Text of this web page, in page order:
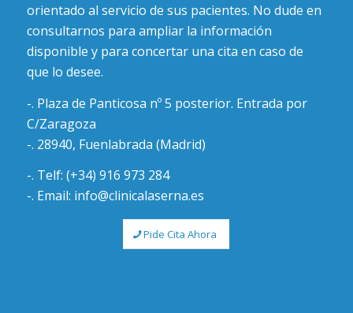
orientado al servicio de sus pacientes. No dude en
consultarnos para ampliar la información
disponible y para concertar una cita en caso de
que lo desee.
-. Plaza de Panticosa nº 5 posterior. Entrada por
C/Zaragoza
-. 28940, Fuenlabrada (Madrid)
-. Telf: (+34) 916 973 284
-. Email: info@clinicalaserna.es
Pide Cita Ahora